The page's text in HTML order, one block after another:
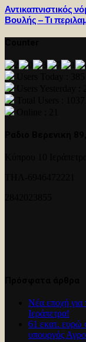
Αντικαπνιστικός
Βουλής – Τι
Νέα εποχή
Ιεράπετρα!
61 εκατ. ευρώ
υπουργός